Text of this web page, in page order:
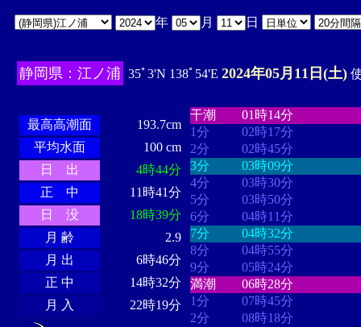
年 月 日
静岡県：江ノ浦 35ﾟ3'N 138ﾟ54'E 2024年05月11日(土)
最高高潮面
193.7cm
平均水面
100 cm
日 出
4時44分
正 中
11時41分
日 没
18時39分
月 齢
2.9
月 出
6時46分
正 中
14時32分
月 入
22時19分
干潮
01時14分
1分
02時17分
2分
02時45分
3分
03時09分
4分
03時30分
5分
03時50分
6分
04時11分
7分
04時32分
8分
04時55分
9分
05時24分
満潮
06時28分
1分
07時45分
2分
08時18分